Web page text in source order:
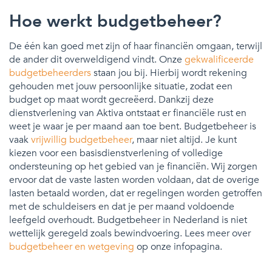
Hoe werkt budgetbeheer?
De één kan goed met zijn of haar financiën omgaan, terwijl
de ander dit overweldigend vindt. Onze gekwalificeerde
budgetbeheerdersstaan jou bij. Hierbij wordt rekening
gehouden met jouw persoonlijke situatie, zodat een
budget op maat wordt gecreëerd. Dankzij deze
dienstverlening van Aktiva ontstaat er financiële rust en
weet je waar je per maand aan toe bent. Budgetbeheer is
vaakvrijwillig budgetbeheer, maar niet altijd. Je kunt
kiezen voor een basisdienstverlening of volledige
ondersteuning op het gebied van je financiën. Wij zorgen
ervoor dat de vaste lasten worden voldaan, dat de overige
lasten betaald worden, dat er regelingen worden getroffen
met de schuldeisers en dat je per maand voldoende
leefgeld overhoudt. Budgetbeheer in Nederland is niet
wettelijk geregeld zoals bewindvoering. Lees meer over
budgetbeheer en wetgeving op onze infopagina.